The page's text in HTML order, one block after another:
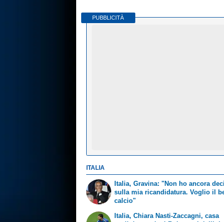
PUBBLICITÀ
ITALIA
Italia, Gravina: "Non ho ancora
sulla mia ricandidatura. Voglio il
calcio"
Italia, Chiara Nasti-Zaccagni, casa